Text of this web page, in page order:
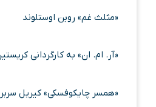
«مثلث غم» روبن اوستلوند
«آر. ام. ان» به کارگردانی
«همسر چایکوفسکی» کیریل